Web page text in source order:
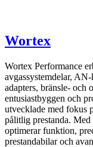
Wortex
Wortex Performance
avgassystemdelar,
adapters, bränsle- och
entusiastbyggen och
utvecklade med fokus
pålitlig prestanda.
optimerar funktion,
prestandabilar och